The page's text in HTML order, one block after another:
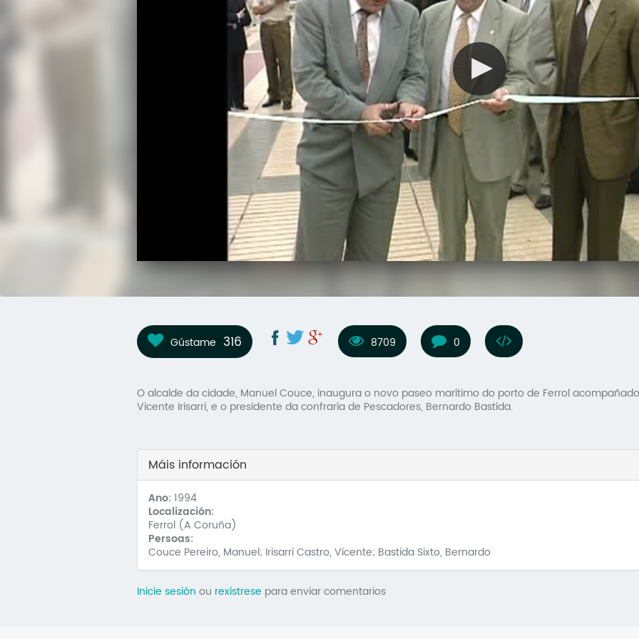
Gústame 316 8709 0
O alcalde da cidade, Manuel Couce, inaugura o novo paseo marítimo do porto de Ferrol
Vicente Irisarri, e o presidente da confraría de Pescadores, Bernardo Bastida.
Máis información
Ano: 1994
Localización:
Ferrol (A Coruña)
Persoas:
Couce Pereiro, Manuel; Irisarri Castro, Vicente; Bastida Sixto, Bernardo
Inicie sesión ou rexístrese para enviar comentarios